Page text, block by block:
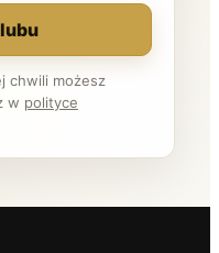
chwili możesz
w polityce